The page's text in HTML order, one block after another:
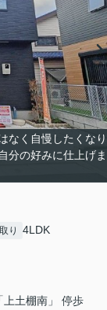
なく自慢したくなり
分の好みに仕上げま
り 4LDK
上土棚南」 停歩